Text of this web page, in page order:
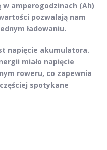
w amperogodzinach (Ah)
pozwalają nam
ładowaniu.
napięcie akumulatora.
miało napięcie
roweru, co zapewnia
spotykane